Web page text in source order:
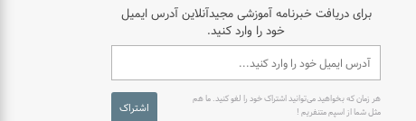
برای دریافت خبرنامه آموزشی مجیدآنلاین آدرس ایمیل
خود را وارد کنید.
هر زمان که بخواهید می‌توانید اشتراک خود را لغو کنید. ما هم
مثل شما از اسپم متنفریم !
اشتراک